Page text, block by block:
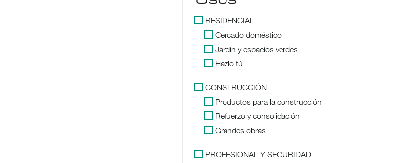
RESIDENCIAL
Cercado doméstico
Jardín y espacios verdes
Hazlo tú
CONSTRUCCIÓN
Productos para la construcción
Refuerzo y consolidación
Grandes obras
PROFESIONAL Y SEGURIDAD